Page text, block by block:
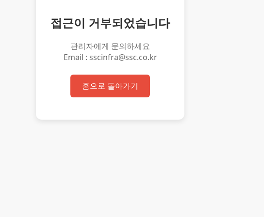
접근이 거부되었습니다
관리자에게 문의하세요
Email : sscinfra@ssc.co.kr
홈으로 돌아가기